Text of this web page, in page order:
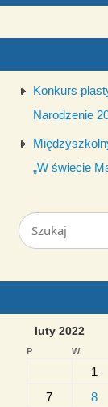
Konkurs
Narodzenie
„W świecie
luty 2022
P W
1
7
8